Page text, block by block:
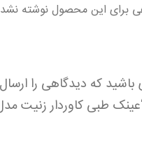
برای این محصول نوشته
باشید که دیدگاهی را
طبی کاوردار زنیت